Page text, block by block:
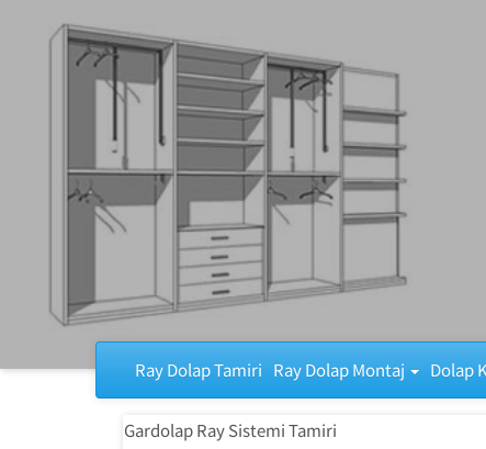
Ray Dolap Tamiri Ray Dolap Montaj Dolap
Gardolap Ray Sistemi Tamiri